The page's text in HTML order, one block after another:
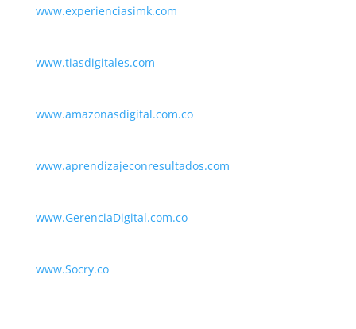
www.experienciasimk.com
www.tiasdigitales.com
www.amazonasdigital.com.co
www.aprendizajeconresultados.com
www.GerenciaDigital.com.co
www.Socry.co